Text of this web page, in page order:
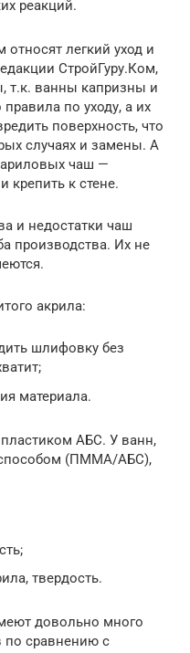
реакций.
легкий уход и
СтройГуру.Ком,
т.к. ванны капризны и
по уходу, а их
поверхность, что
случаях и замены. А
чаш —
крепить к стене.
и недостатки чаш
производства. Их не
акрила:
шлифовку без
материала.
АБС. У ванн,
(ПММА/АБС),
твердость.
довольно много
по сравнению с